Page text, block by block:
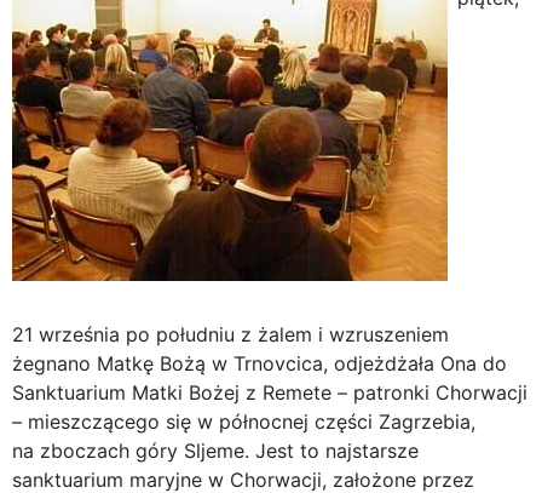
21 września po południu z żalem i wzruszeniem
żegnano Matkę Bożą w Trnovcica, odjeżdżała Ona do
Sanktuarium Matki Bożej z Remete – patronki Chorwacji
– mieszczącego się w północnej części Zagrzebia,
na zboczach góry Sljeme. Jest to najstarsze
sanktuarium maryjne w Chorwacji, założone przez